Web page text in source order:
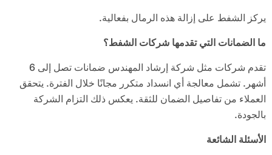
يركز الشفط على إزالة هذه الرمال بفعالية.
ما الضمانات التي تقدمها شركات الشفط؟
تقدم شركات مثل شركة إرشاد المهندس ضمانات تصل إلى 6
أشهر. تشمل معالجة أي انسداد متكرر مجانًا خلال الفترة. يتحقق
العملاء من تفاصيل الضمان للثقة. يعكس ذلك التزام الشركة
بالجودة.
الأسئلة الشائعة